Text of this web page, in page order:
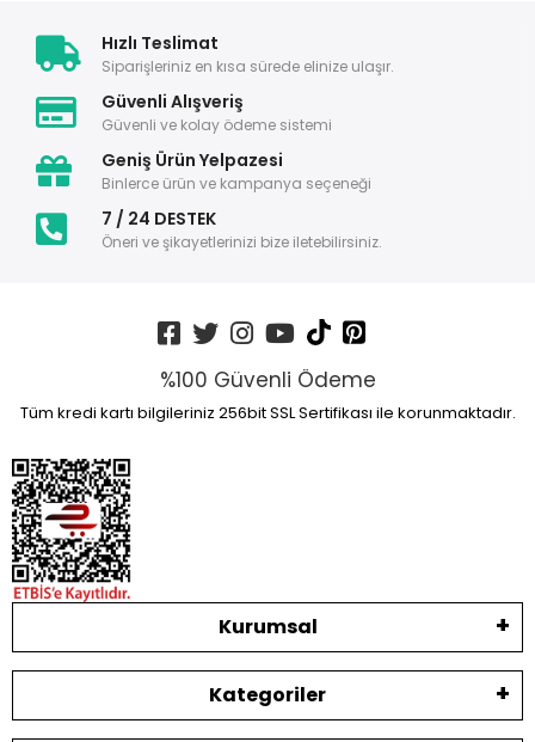
Hızlı Teslimat
Siparişleriniz en kısa sürede elinize ulaşır.
Güvenli Alışveriş
Güvenli ve kolay ödeme sistemi
Geniş Ürün Yelpazesi
Binlerce ürün ve kampanya seçeneği
7 / 24 DESTEK
Öneri ve şikayetlerinizi bize iletebilirsiniz.
%100 Güvenli Ödeme
Tüm kredi kartı bilgileriniz 256bit SSL Sertifikası ile korunmaktadır.
Kurumsal
Kategoriler